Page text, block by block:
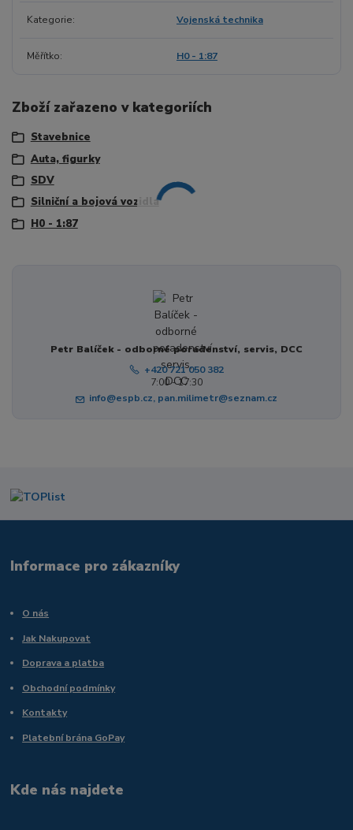
Kategorie Vojenská technika
Měřítko H0 - 1:87
Zboží zařazeno v kategoriích
Stavebnice
Auta, figurky
SDV
Silniční a bojová vozidla
H0 - 1:87
Petr Balíček - odborné poradenství, servis, DCC
+420 721 050 382
7:00 - 17:30
info@espb.cz, pan.milimetr@seznam.cz
Informace pro zákazníky
O nás
Jak Nakupovat
Doprava a platba
Obchodní podmínky
Kontakty
Platební brána GoPay
Kde nás najdete